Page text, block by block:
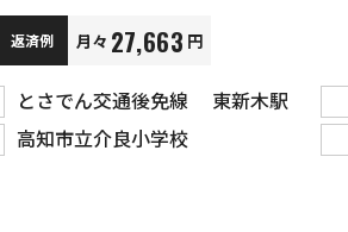
返済例 月々 27,663 円
とさでん交通後免線 東新木駅
高知市立介良小学校